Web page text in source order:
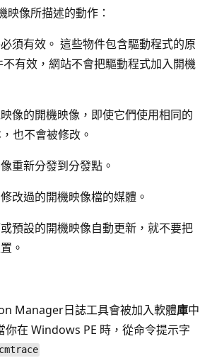
映像所描述的動作：
須有效。 這些物件包含驅動程式的原
有效，網站不會把驅動程式加入開機
像的開機映像，即使它們使用相同的
也不會被修改。
重新分發到分發點。
改過的開機映像檔的媒體。
預設的開機映像自動更新，就不要把
。
Manager日誌工具會被加入軟體庫中
你在 Windows PE 時，從命令提示字
cmtrace